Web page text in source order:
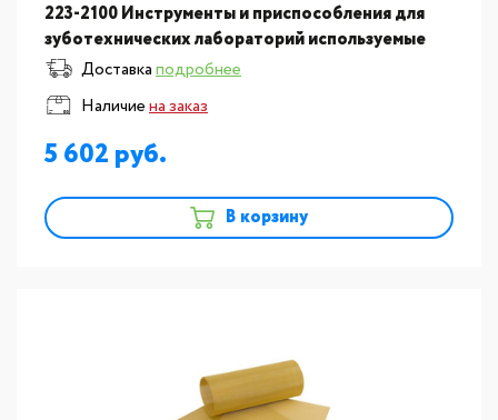
223-2100 Инструменты и приспособления для
зуботехнических лабораторий используемые
зубным техником для формовки: Сетки
укрепляющие средние ?
Доставкаподробнее
Наличиена заказ
5 602
В корзину